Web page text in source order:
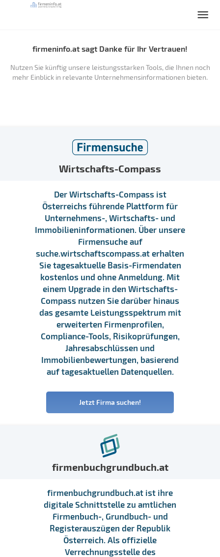
firmeninfo.at sagt Danke für Ihr Vertrauen!
Nutzen Sie künftig unsere leistungsstarken Tools, die Ihnen noch
mehr Einblick in relevante Unternehmensinformationen bieten.
Wirtschafts-Compass
Der Wirtschafts-Compass ist
Österreichs führende Plattform für
Unternehmens-, Wirtschafts- und
Immobilieninformationen. Über unsere
Firmensuche auf
suche.wirtschaftscompass.at erhalten
Sie tagesaktuelle Basis-Firmendaten
kostenlos und ohne Anmeldung. Mit
einem Upgrade in den Wirtschafts-
Compass nutzen Sie darüber hinaus
das gesamte Leistungsspektrum mit
erweiterten Firmenprofilen,
Compliance-Tools, Risikoprüfungen,
Jahresabschlüssen und
Immobilienbewertungen, basierend
auf tagesaktuellen Datenquellen.
Jetzt Firma suchen!
firmenbuchgrundbuch.at
firmenbuchgrundbuch.at ist ihre
digitale Schnittstelle zu amtlichen
Firmenbuch-, Grundbuch- und
Registerauszügen der Republik
Österreich. Als offizielle
Verrechnungsstelle des